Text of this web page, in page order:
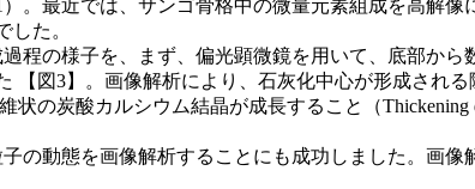
。最近では、サンゴ骨格中の微量元素組成を高解
た。
程の様子を、まず、偏光顕微鏡を用いて、底部か
図3】。画像解析により、石灰化中心が形成され
状の炭酸カルシウム結晶が成長すること（
動態を画像解析することにも成功しました。画